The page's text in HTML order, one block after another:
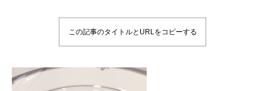
この記事のタイトルとURLをコピーする